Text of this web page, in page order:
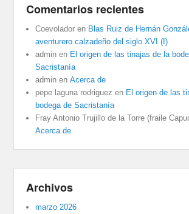
Comentarios recientes
Coevolador en Blas Ruiz de Hernán
aventurero calzadeño del siglo XVI (I)
admin en El origen de las tinajas de la
Sacristanía
admin enAcerca de
pepe laguna rodriguez en El origen de las
bodega de Sacristanía
Fray Antonio Trujillo de la Torre (fraile
Acerca de
Archivos
marzo 2026